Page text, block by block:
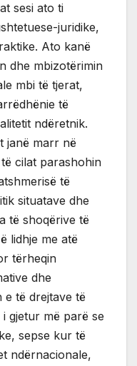
sesi ato ti
juridike,
Ato kanë
dhe mbizotërimin
mbi të tjerat,
të
ndëretnik.
janë marr në
cilat parashohin
të
situatave dhe
të shoqërive të
lidhje me atë
tërheqin
dhe
të drejtave të
gjetur më parë se
sepse kur të
ndërnacionale,